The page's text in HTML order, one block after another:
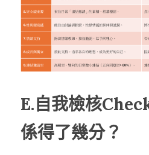
E.自我檢核
係得了幾分？